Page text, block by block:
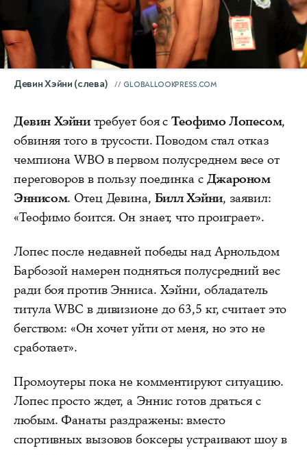
Девин Хэйни (слева) GLOBALLOOKPRESS.COM
Девин Хэйнитребует боя сТеофимо Лопесом,
обвиняя того в трусости. Поводом стал отказ
чемпиона WBO в первом полусреднем весе от
переговоров в пользу поединка с Джароном
Эннисом. Отец Девина, Билл Хэйни, заявил:
«Теофимо боится. Он знает, что проиграет».
Лопес после недавней победы над Арнольдом
Барбозой намерен подняться полусредний вес
ради боя против Энниса. Хэйни, обладатель
титула WBC в дивизионе до 63,5 кг, считает это
бегством: «Он хочет уйти от меня, но это не
сработает».
Промоутеры пока не комментируют ситуацию.
Лопес просто ждет, а Эннис готов драться с
любым. Фанаты раздражены: вместо
спортивных вызовов боксеры устраивают шоу в